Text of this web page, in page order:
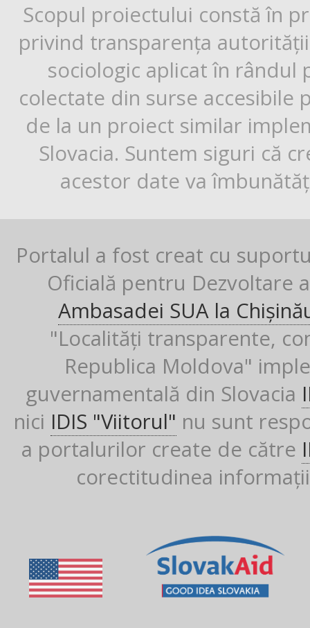
Scopul proiectului constă în
privind transparența
sociologic aplicat în rândul
colectate din surse
de la un proiect similar
Slovacia. Suntem siguri că
acestor date va
Portalul a fost creat cu
Oficială pentru Dezvoltare
Ambasadei SUA la
"Localități transparente,
Republica Moldova"
guvernamentală din Slovacia
nici IDIS "Viitorul" nu sunt
a portalurilor create de către
corectitudinea